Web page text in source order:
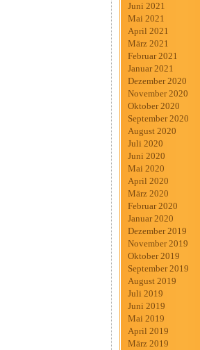
Juni 2021
Mai 2021
April 2021
März 2021
Februar 2021
Januar 2021
Dezember 2020
November 2020
Oktober 2020
September 2020
August 2020
Juli 2020
Juni 2020
Mai 2020
April 2020
März 2020
Februar 2020
Januar 2020
Dezember 2019
November 2019
Oktober 2019
September 2019
August 2019
Juli 2019
Juni 2019
Mai 2019
April 2019
März 2019